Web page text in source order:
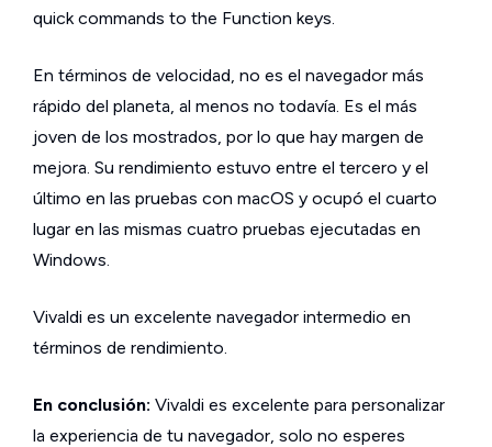
quick commands to the Function keys.
En términos de velocidad, no es el navegador más
rápido del planeta, al menos no todavía. Es el más
joven de los mostrados, por lo que hay margen de
mejora. Su rendimiento estuvo entre el tercero y el
último en las pruebas con macOS y ocupó el cuarto
lugar en las mismas cuatro pruebas ejecutadas en
Windows.
Vivaldi es un excelente navegador intermedio en
términos de rendimiento.
En conclusión: Vivaldi es excelente para personalizar
la experiencia de tu navegador, solo no esperes